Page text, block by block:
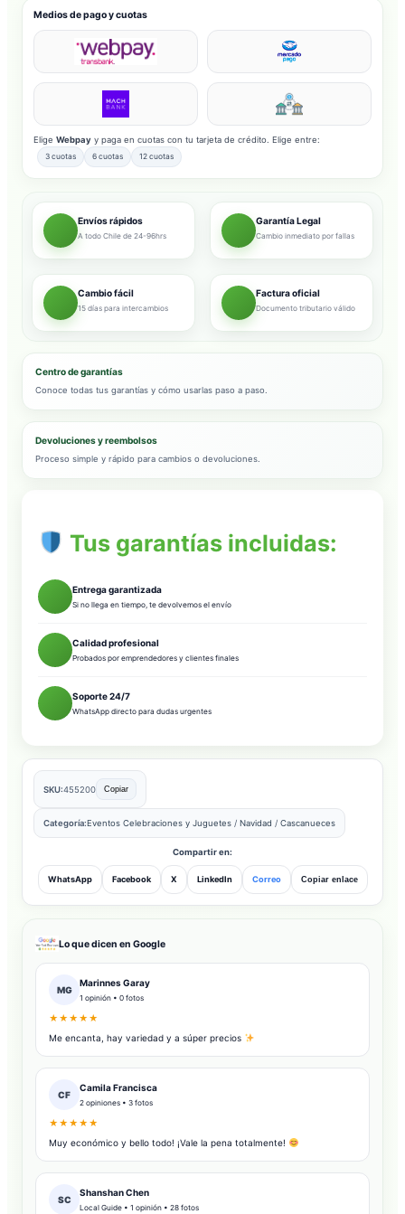
Medios de pago y cuotas
Elige Webpay y paga en cuotas con tu tarjeta de crédito. Elige entre:
3 cuotas 6 cuotas 12 cuotas
Envíos rápidos
A todo Chile de 24-96hrs
Garantía Legal
Cambio inmediato por fallas
Cambio fácil
15 días para intercambios
Factura oficial
Documento tributario válido
Centro de garantías
Conoce todas tus garantías y cómo usarlas paso a paso.
Devoluciones y reembolsos
Proceso simple y rápido para cambios o devoluciones.
Tus garantías incluidas:
Entrega garantizada
Si no llega en tiempo, te devolvemos el envío
Calidad profesional
Probados por emprendedores y clientes finales
Soporte 24/7
WhatsApp directo para dudas urgentes
SKU:455200 Copiar
Categoría:Eventos Celebraciones y Juguetes / Navidad / Cascanueces
Compartir en:
WhatsApp Facebook X LinkedIn Correo Copiar enlace
Lo que dicen en Google
MG
Marinnes Garay
1 opinión • 0 fotos
★★★★★
Me encanta, hay variedad y a súper precios
CF
Camila Francisca
2 opiniones • 3 fotos
★★★★★
Muy económico y bello todo! ¡Vale la pena totalmente!
SC
Shanshan Chen
Local Guide • 1 opinión • 28 fotos